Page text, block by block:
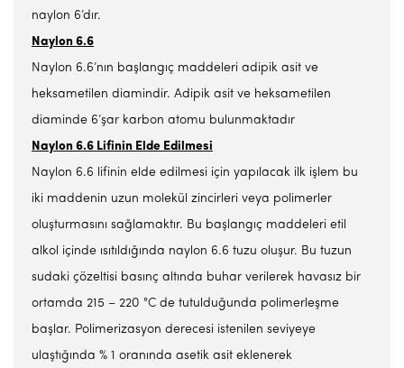
naylon 6’dır.
Naylon 6.6
Naylon 6.6’nın başlangıç maddeleri adipik asit ve
heksametilen diamindir. Adipik asit ve heksametilen
diaminde 6’şar karbon atomu bulunmaktadır
Naylon 6.6 Lifinin Elde Edilmesi
Naylon 6.6 lifinin elde edilmesi için yapılacak ilk işlem bu
iki maddenin uzun molekül zincirleri veya polimerler
oluşturmasını sağlamaktır. Bu başlangıç maddeleri etil
alkol içinde ısıtıldığında naylon 6.6 tuzu oluşur. Bu tuzun
sudaki çözeltisi basınç altında buhar verilerek havasız bir
ortamda 215 – 220 °C de tutulduğunda polimerleşme
başlar. Polimerizasyon derecesi istenilen seviyeye
ulaştığında % 1 oranında asetik asit eklenerek